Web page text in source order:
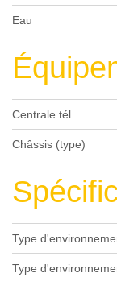
Eau
Centrale tél.
Châssis (type)
Type
Type